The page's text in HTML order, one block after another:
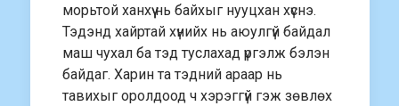
морьтой ханхүү нь байхыг нууцхан хүснэ.
Тэдэнд хайртай хүнийх нь аюулгүй байдал
маш чухал ба тэд туслахад үргэлж бэлэн
байдаг. Харин та тэдний араар нь
тавихыг оролдоод ч хэрэггүй гэж зөвлөх